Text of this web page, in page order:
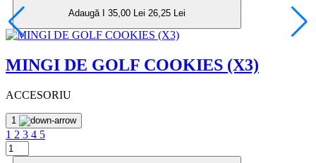
Adaugă I 35,00 Lei 26,25 Lei
MINGI DE GOLF COOKIES (X3)
ACCESORIU
1
1 2 3 4 5